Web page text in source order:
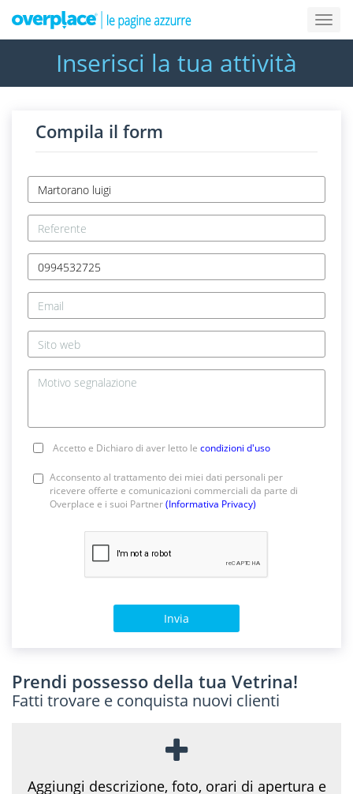
Inserisci la tua attività
Compila il form
Accetto e Dichiaro di aver letto le condizioni d'uso
Acconsento al trattamento dei miei dati personali per
ricevere offerte e comunicazioni commerciali da parte di
Overplace e i suoi Partner(Informativa Privacy)
Invia
Prendi possesso della tua Vetrina!
Fatti trovare e conquista nuovi clienti
Aggiungi descrizione, foto, orari di apertura e